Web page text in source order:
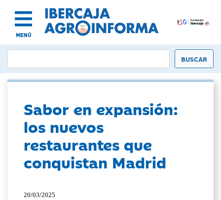
MENÚ
Sabor en expansión:
los nuevos
restaurantes que
conquistan Madrid
20/03/2025